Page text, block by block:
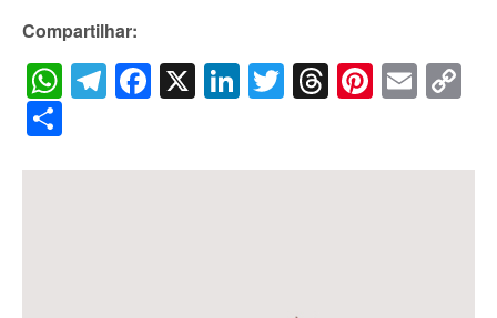
Compartilhar:
WhatsApp
Telegram
Facebook
X LinkedIn
Twitter
Threads